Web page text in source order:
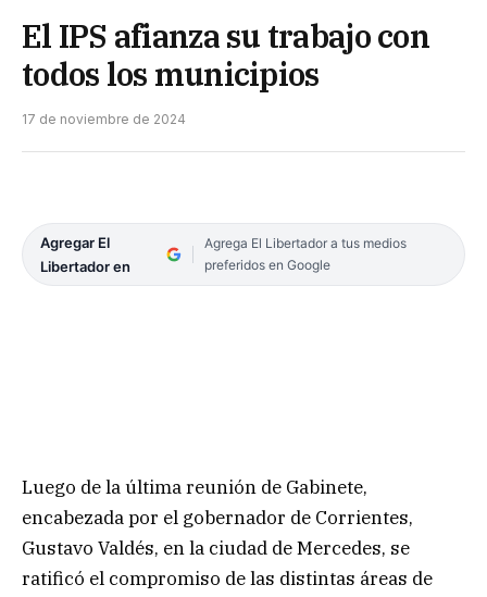
El IPS afianza su trabajo con
todos los municipios
17 de noviembre de 2024
Agregar El
Libertador en
Agrega El Libertador a tus medios
preferidos en Google
Luego de la última reunión de Gabinete,
encabezada por el gobernador de Corrientes,
Gustavo Valdés, en la ciudad de Mercedes, se
ratificó el compromiso de las distintas áreas de